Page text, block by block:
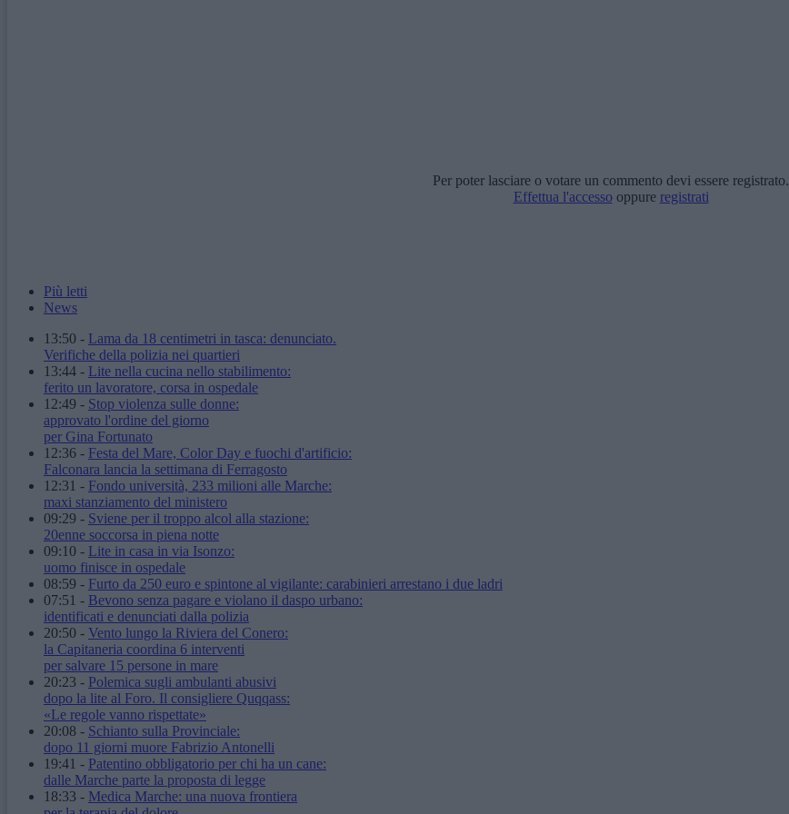
Per poter lasciare o votare un commento devi essere registrato.
Effettua l'accesso oppure registrati
Più letti
News
13:50 - Lama da 18 centimetri in tasca: denunciato.
Verifiche della polizia nei quartieri
13:44 - Lite nella cucina nello stabilimento:
ferito un lavoratore, corsa in ospedale
12:49 - Stop violenza sulle donne:
approvato l'ordine del giorno
per Gina Fortunato
12:36 - Festa del Mare, Color Day e fuochi d'artificio:
Falconara lancia la settimana di Ferragosto
12:31 - Fondo università, 233 milioni alle Marche:
maxi stanziamento del ministero
09:29 - Sviene per il troppo alcol alla stazione:
20enne soccorsa in piena notte
09:10 - Lite in casa in via Isonzo:
uomo finisce in ospedale
08:59 - Furto da 250 euro e spintone al vigilante: carabinieri arrestano i due ladri
07:51 - Bevono senza pagare e violano il daspo urbano:
identificati e denunciati dalla polizia
20:50 - Vento lungo la Riviera del Conero:
la Capitaneria coordina 6 interventi
per salvare 15 persone in mare
20:23 - Polemica sugli ambulanti abusivi
dopo la lite al Foro. Il consigliere Quqqass:
«Le regole vanno rispettate»
20:08 - Schianto sulla Provinciale:
dopo 11 giorni muore Fabrizio Antonelli
19:41 - Patentino obbligatorio per chi ha un cane:
dalle Marche parte la proposta di legge
18:33 - Medica Marche: una nuova frontiera